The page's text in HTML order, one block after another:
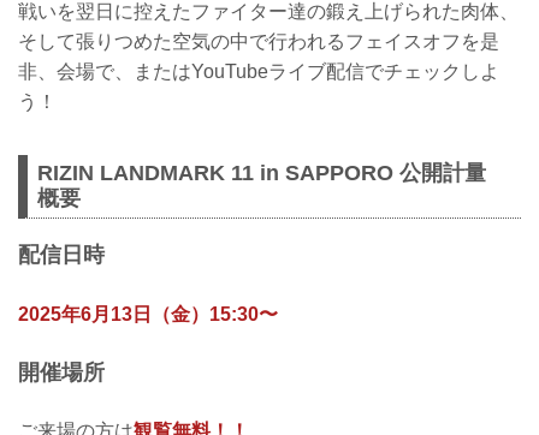
戦いを翌日に控えたファイター達の鍛え上げられた肉体、
そして張りつめた空気の中で行われるフェイスオフを是
非、会場で、またはYouTubeライブ配信でチェックしよ
う！
RIZIN LANDMARK 11 in SAPPORO 公開計量
概要
配信日時
2025年6月13日（金）15:30〜
開催場所